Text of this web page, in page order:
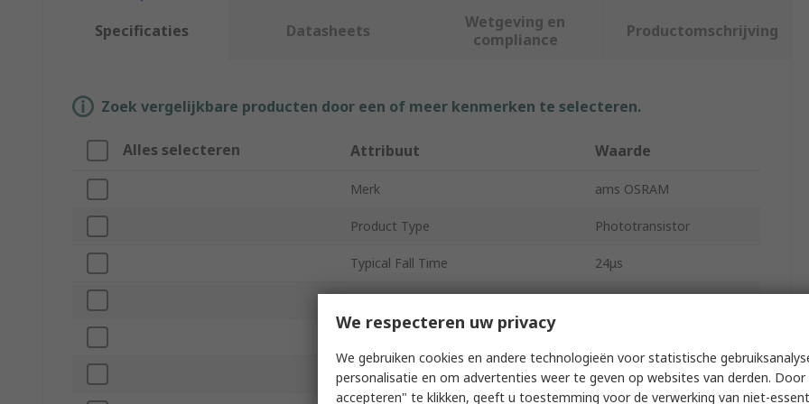
Specificaties Datasheets
Wetgeving en
compliance
Productomschrijving
Zoek vergelijkbare producten door een of meer kenmerken te selecteren.
Alles selecteren Attribuut Waarde
Merk ams OSRAM
Product Type Phototransistor
Typical Fall Time 24μs
Number of Channels
Maximum Light Current 2600μA
We respecteren uw privacy
We gebruiken cookies en andere technologieën voor statistische
personalisatie en om advertenties weer te geven op websites van derden. Door
accepteren" te klikken, geeft u toestemming voor de verwerking van niet-